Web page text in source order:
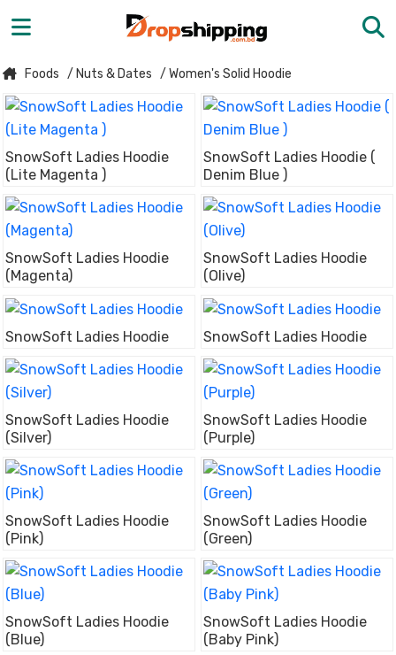
Foods / Nuts & Dates / Women's Solid Hoodie
SnowSoft Ladies Hoodie
(Lite Magenta )
SnowSoft Ladies Hoodie (
Denim Blue )
SnowSoft Ladies Hoodie
(Magenta)
SnowSoft Ladies Hoodie
(Olive)
SnowSoft Ladies Hoodie SnowSoft Ladies Hoodie
SnowSoft Ladies Hoodie
(Silver)
SnowSoft Ladies Hoodie
(Purple)
SnowSoft Ladies Hoodie
(Pink)
SnowSoft Ladies Hoodie
(Green)
SnowSoft Ladies Hoodie
(Blue)
SnowSoft Ladies Hoodie
(Baby Pink)